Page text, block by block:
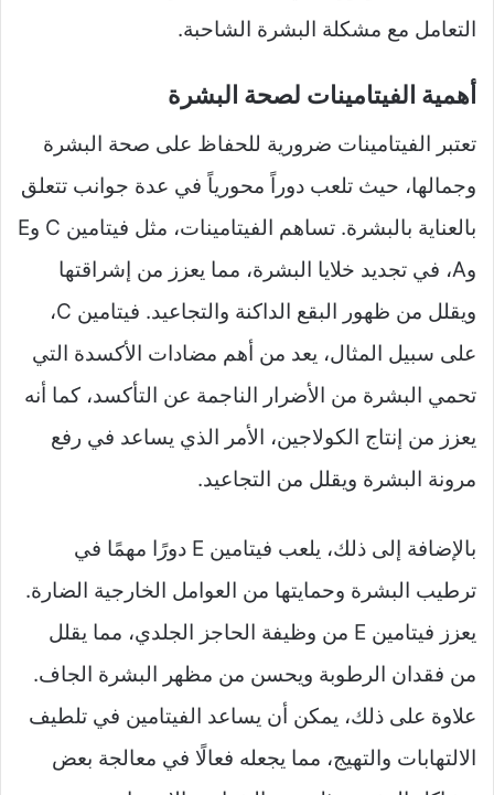
التعامل مع مشكلة البشرة الشاحبة.
أهمية الفيتامينات لصحة البشرة
تعتبر الفيتامينات ضرورية للحفاظ على صحة البشرة
وجمالها، حيث تلعب دوراً محورياً في عدة جوانب تتعلق
بالعناية بالبشرة. تساهم الفيتامينات، مثل فيتامين C وE
وA، في تجديد خلايا البشرة، مما يعزز من إشراقتها
ويقلل من ظهور البقع الداكنة والتجاعيد. فيتامين C،
على سبيل المثال، يعد من أهم مضادات الأكسدة التي
تحمي البشرة من الأضرار الناجمة عن التأكسد، كما أنه
يعزز من إنتاج الكولاجين، الأمر الذي يساعد في رفع
مرونة البشرة ويقلل من التجاعيد.
بالإضافة إلى ذلك، يلعب فيتامين E دورًا مهمًا في
ترطيب البشرة وحمايتها من العوامل الخارجية الضارة.
يعزز فيتامين E من وظيفة الحاجز الجلدي، مما يقلل
من فقدان الرطوبة ويحسن من مظهر البشرة الجاف.
علاوة على ذلك، يمكن أن يساعد الفيتامين في تلطيف
الالتهابات والتهيج، مما يجعله فعالًا في معالجة بعض